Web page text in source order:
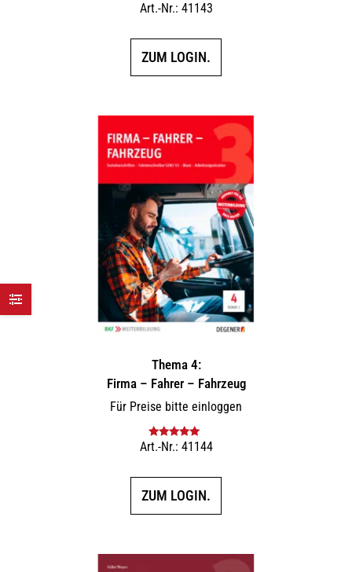
Bewertet mit
Art.-Nr.: 41143
ZUM LOGIN.
Thema 4:
Firma – Fahrer – Fahrzeug
Für Preise bitte einloggen
Bewertet mit
Art.-Nr.: 41144
ZUM LOGIN.